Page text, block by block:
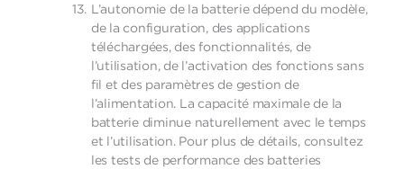
L’autonomie de la batterie dépend du modèle,
de la configuration, des applications
téléchargées, des fonctionnalités, de
l’utilisation, de l’activation des fonctions sans
fil et des paramètres de gestion de
l’alimentation. La capacité maximale de la
batterie diminue naturellement avec le temps
et l’utilisation. Pour plus de détails, consultez
les tests de performance des batteries